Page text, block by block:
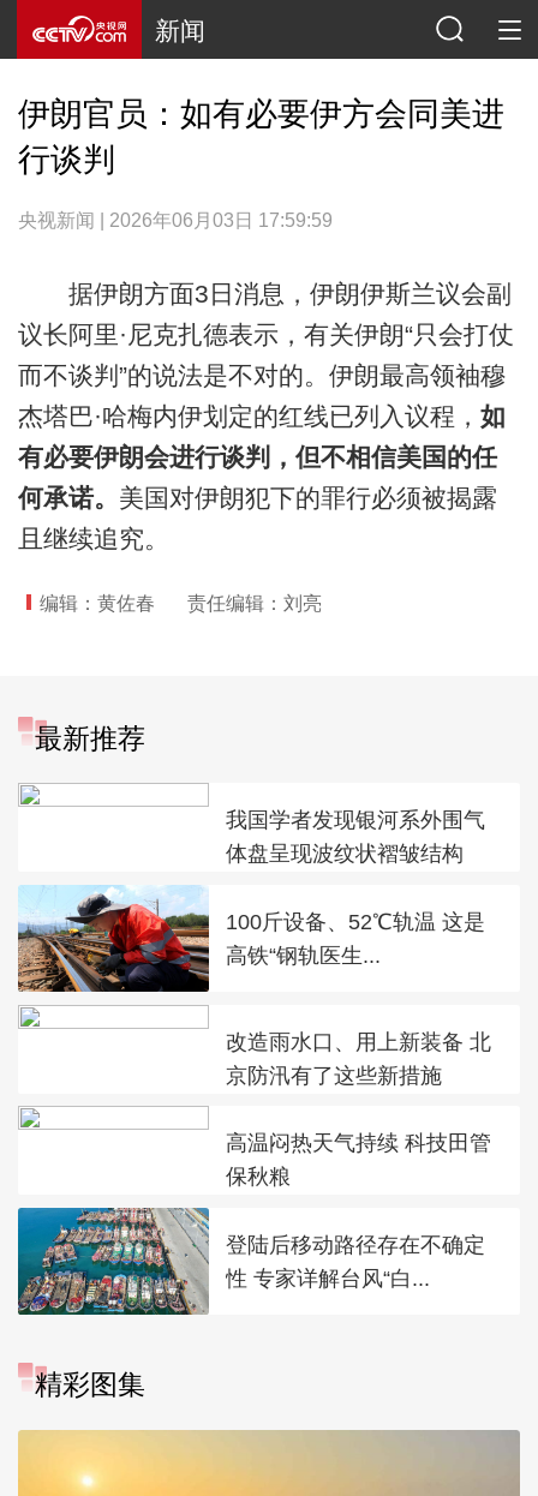
新闻
伊朗官员：如有必要伊方会同美进
行谈判
央视新闻 | 2026年06月03日 17:59:59
据伊朗方面3日消息，伊朗伊斯兰议会副
议长阿里·尼克扎德表示，有关伊朗“只会打仗
而不谈判”的说法是不对的。伊朗最高领袖穆
杰塔巴·哈梅内伊划定的红线已列入议程， 如
有必要伊朗会进行谈判，但不相信美国的任
何承诺。 美国对伊朗犯下的罪行必须被揭露
且继续追究。
编辑：黄佐春 责任编辑：刘亮
最新推荐
我国学者发现银河系外围气
体盘呈现波纹状褶皱结构
100斤设备、52℃轨温 这是
高铁“钢轨医生...
改造雨水口、用上新装备 北
京防汛有了这些新措施
高温闷热天气持续 科技田管
保秋粮
登陆后移动路径存在不确定
性 专家详解台风“白...
精彩图集